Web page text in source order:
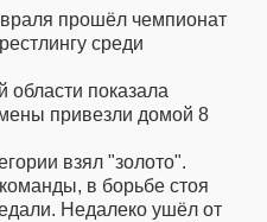
прошёл чемпионат
среди
показала
привезли домой 8
взял "золото".
в борьбе стоя
Недалеко ушёл от